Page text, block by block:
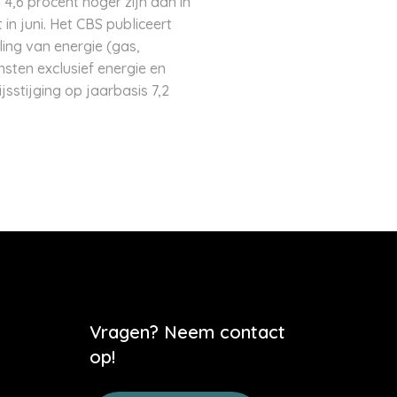
juni. Het CBS publiceert
van energie (gas,
exclusief energie en
op jaarbasis 7,2
Vragen? Neem contact
op!